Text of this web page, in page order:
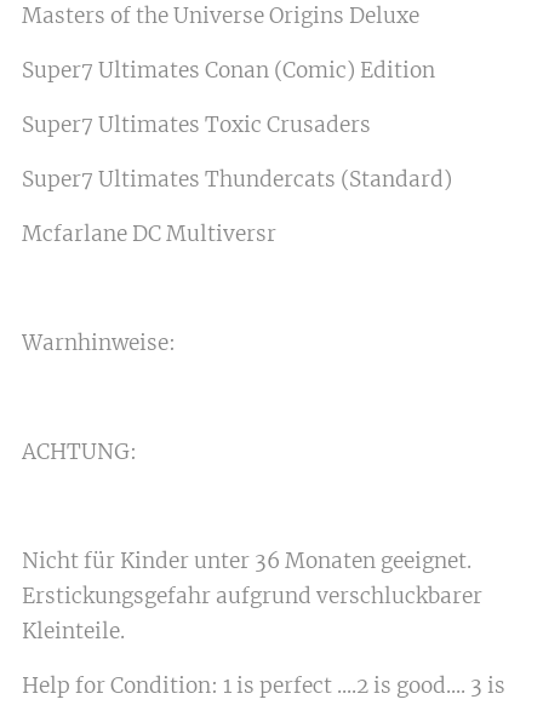
Masters of the Universe Origins Deluxe
Super7 Ultimates Conan (Comic) Edition
Super7 Ultimates Toxic Crusaders
Super7 Ultimates Thundercats (Standard)
Mcfarlane DC Multiversr
Warnhinweise:
ACHTUNG:
Nicht für Kinder unter 36 Monaten geeignet.
Erstickungsgefahr aufgrund verschluckbarer
Kleinteile.
Help for Condition: 1 is perfect ....2 is good.... 3 is